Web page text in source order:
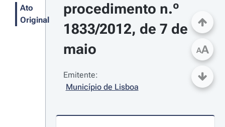
Ato
Original
procedimento n.º
1833/2012, de 7 de
maio
Emitente:
Município de Lisboa
AA